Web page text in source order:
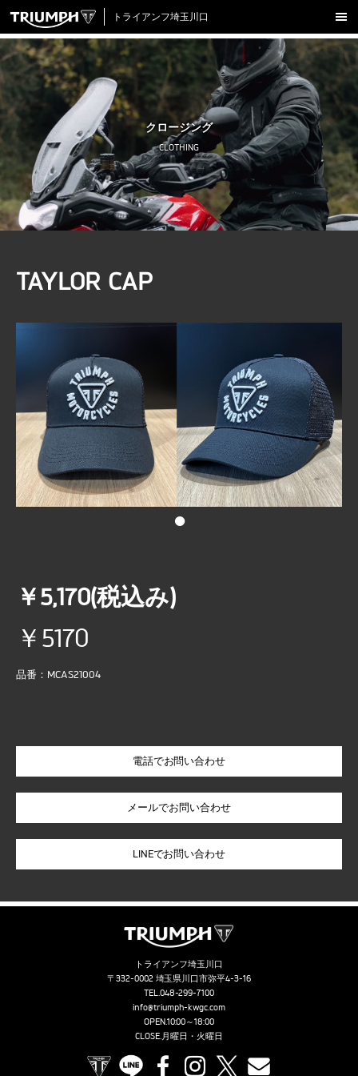
トライアンフ埼玉川口
新車在庫情報
試乗車一覧
認定中古車
アクセサリー
クロージング
アップデート
店舗情報
クロージング
CLOTHING
TAYLOR CAP
￥5,170(税込み)
￥5170
品番：MCAS21004
•
電話でお問い合わせ
LINEでお問い合わせ
トライアンフ埼玉川口
〒332-0002 埼玉県川口市弥平4-3-16
TEL.048-299-7100
info@triumph-kwgc.com
OPEN.10:00～18:00
CLOSE.月曜日・火曜日
TRIUMPH OFFICIAL SITE
LINE FacebookInstagram